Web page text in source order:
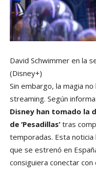
David Schwimmer en la
(Disney+)
Sin embargo, la magia
streaming. Según
Disney han tomado la
de ‘Pesadillas’ tras
temporadas. Esta
que se estrenó en
consiguiera conectar